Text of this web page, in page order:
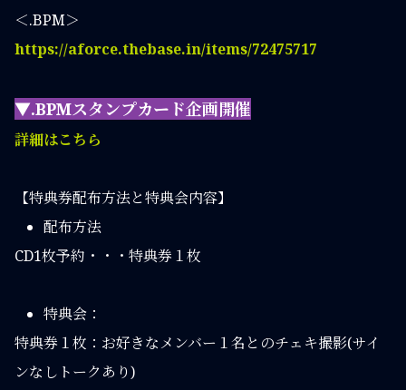
＜.BPM＞
https://aforce.thebase.in/items/72475717
▼.BPMスタンプカード企画開催
詳細はこちら
【特典券配布方法と特典会内容】
配布方法
CD1枚予約・・・特典券１枚
特典会：
特典券１枚：お好きなメンバー１名とのチェキ撮影(サイ
ンなしトークあり)